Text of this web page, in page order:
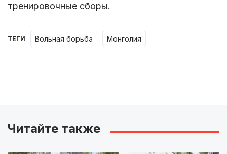
тренировочные сборы.
ТЕГИ вольная борьба монголия
Читайте также